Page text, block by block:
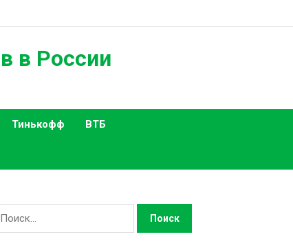
в России
Тинькофф ВТБ